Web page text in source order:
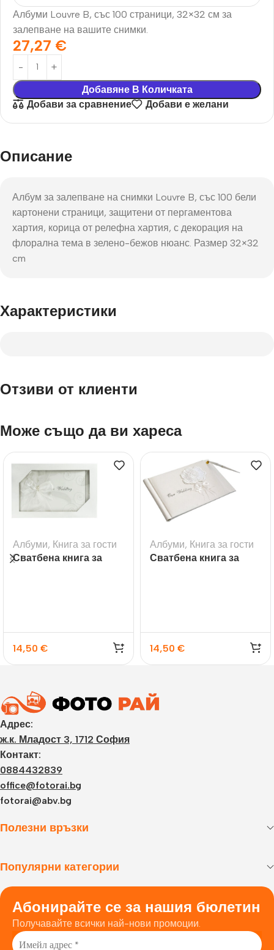
Албуми Louvre B, със 100 страници, 32×32 см за
залепване на вашите снимки.
27,27 €
Добавяне В Количката
Добави за сравнение
Добави е желани
Описание
Албум за залепване на снимки Louvre B, със 100 бели
картонени страници, защитени от пергаментова
хартия, корица от релефна хартия, с декорация на
флорална тема в зелено-бежов нюанс. Размер 32×32
cm
Характеристики
Отзиви от клиенти
Може също да ви хареса
Албуми, Книга за гости
Сватбена книга за
14,50 €
Албуми, Книга за гости
Сватбена книга за
14,50 €
Адрес:
ж.к. Младост 3, 1712 София
Контакт:
0884432839
office@fotorai.bg
fotorai@abv.bg
Полезни връзки
Популярни категории
Абонирайте се за нашия бюлетин
Получавайте всички най-нови промоции.